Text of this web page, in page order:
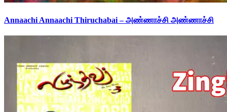
Annaachi Annaachi Thiruchabai – அண்ணாச்சி அண்ணாச்சி